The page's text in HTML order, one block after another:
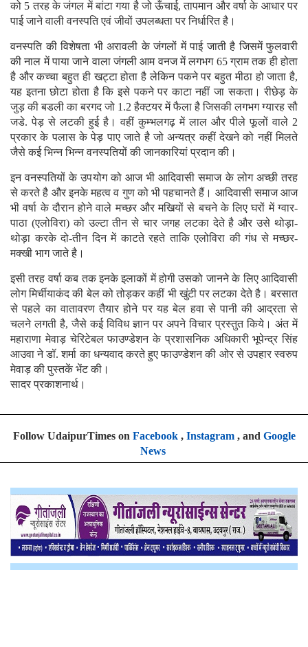
को 5 तरह के जंगल में बांटा गया है जो ऊँचाई, तापमान और वर्षा के आधार पर
पाई जाने वाली वनस्पति एवं जीवों उपलब्धता पर निर्धारित है।
वनस्पति की विशेषता भी अरावली के जंगलों में पाई जाती है जिसमें फुलवारी
की नाल में पाया जाने वाला जंगली आम वनज में लगभग 65 ग्राम तक ही होता
है और कच्चा बहुत ही खट्टा होता है लेकिन पकने पर बहुत मीठा हो जाता है,
यह इतना छोटा होता है कि इसे पकने पर काटा नहीं जा सकता। रीछेड़ के
जुड़ की बडली का बरगद जो 1.2 हैक्टयर में फैला है जिसकी लगभग ग्यारह सौ
जडे. पेड़ से लटकी हुई है। वहीं कुम्भलगढ़ में लाल और पीले फूलों वाले 2
प्रकार के पलास के पेड़ पाए जाते है जो अन्यत्र कहीं देखने को नहीं मिलते
जैसे कई भिन्न भिन्न वनस्पतियों की जानकारियां प्रदान की।
इन वनस्पतियों के उपयोग को आज भी आदिवासी समाज के लोग अच्छी तरह
से करते है और इनके महत्व व गुण को भी पहचानते हैं। आदिवासी समाज आज
भी वर्षा के दौरान होने वाले मच्छर और मखियों से बचने के लिए घरों में ग्वार-
पाठा (एलोविरा) को उल्टा तीन से चार जगह लटका देते है और उसे थोड़ा-
थोड़ा करके दो-तीन दिन में काटते रहते ताकि एलोविरा की गंध से मच्छर-
मक्खी भाग जाते है।
इसी तरह वर्षा कब तक इनके इलाकों में होगी उसको जानने के लिए आदिवासी
लोग मिर्चीयाकंद की बेल को तोड़कर कहीं भी खुंटी पर लटका देते है। बरसात
से पहले का वातावरण तैयार होने पर यह बेल हवा से पानी की आद्रता से
चलने लगती है, जैसे कई विविध ज्ञान पर अपने विचार प्रस्तुत किये। अंत में
महाराणा मेवाड़ चेरिटेबल फाउण्डेशन के प्रशासनिक अधिकारी भूपेन्द्र सिंह
आउवा ने डॉ. शर्मा का धन्यवाद करते हुए फाउण्डेशन की ओर से उपहार स्वरुप
मेवाड़ की पुस्तकें भेंट की।
सादर प्रकाशनार्थ।
Follow UdaipurTimes on Facebook, Instagram, and Google
News